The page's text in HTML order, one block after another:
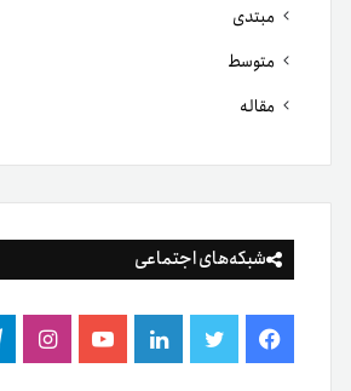
مبتدی
متوسط
مقاله
شبکه‌های اجتماعی
فیس توییتر لینکدینیوتیوب